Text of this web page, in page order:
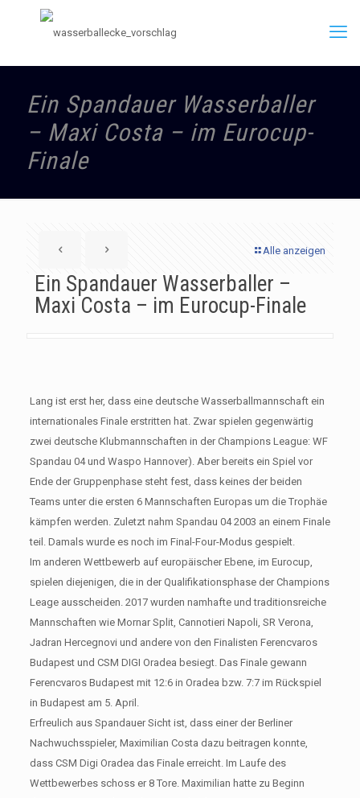
Ein Spandauer Wasserballer
– Maxi Costa – im Eurocup-
Finale
Alle anzeigen
Ein Spandauer Wasserballer –
Maxi Costa – im Eurocup-Finale
Lang ist erst her, dass eine deutsche Wasserballmannschaft ein
internationales Finale erstritten hat. Zwar spielen gegenwärtig
zwei deutsche Klubmannschaften in der Champions League: WF
Spandau 04 und Waspo Hannover). Aber bereits ein Spiel vor
Ende der Gruppenphase steht fest, dass keines der beiden
Teams unter die ersten 6 Mannschaften Europas um die Trophäe
kämpfen werden. Zuletzt nahm Spandau 04 2003 an einem Finale
teil. Damals wurde es noch im Final-Four-Modus gespielt.
Im anderen Wettbewerb auf europäischer Ebene, im Eurocup,
spielen diejenigen, die in der Qualifikationsphase der Champions
Leage ausscheiden. 2017 wurden namhafte und traditionsreiche
Mannschaften wie Mornar Split, Cannotieri Napoli, SR Verona,
Jadran Hercegnovi und andere von den Finalisten Ferencvaros
Budapest und CSM DIGI Oradea besiegt. Das Finale gewann
Ferencvaros Budapest mit 12:6 in Oradea bzw. 7:7 im Rückspiel
in Budapest am 5. April.
Erfreulich aus Spandauer Sicht ist, dass einer der Berliner
Nachwuchsspieler, Maximilian Costa dazu beitragen konnte,
dass CSM Digi Oradea das Finale erreicht. Im Laufe des
Wettbewerbes schoss er 8 Tore. Maximilian hatte zu Beginn